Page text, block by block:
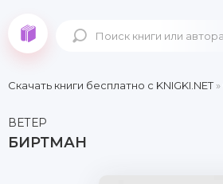
Скачать книги бесплатно c KNIGKI.NET»
ВЕТЕР
БИРТМАН